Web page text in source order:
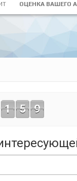
ОЦЕНКА ВАШЕГО
1 5 9